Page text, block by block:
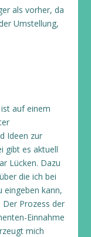
als vorher, da
Umstellung,
auf einem
Ideen zur
gibt es aktuell
Lücken. Dazu
die ich bei
eingeben kann,
Prozess der
Einnahme
mich